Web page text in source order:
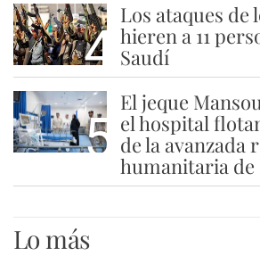
4
Los ataques de
hieren a 11
Saudí
5
El jeque
el hospital
de la avanzada
humanitaria de
Lo más